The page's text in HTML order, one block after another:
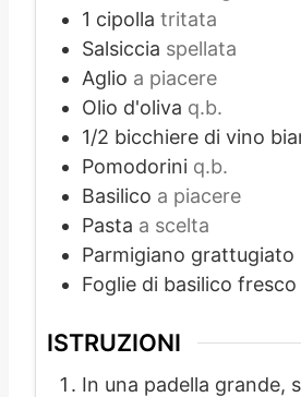
1 cipolla tritata
Salsiccia spellata
Aglio a piacere
Olio d'oliva q.b.
1/2 bicchiere di vino
Pomodorini q.b.
Basilico a piacere
Pasta a scelta
Parmigiano grattugiato
Foglie di basilico fresco
ISTRUZIONI
In una padella grande,